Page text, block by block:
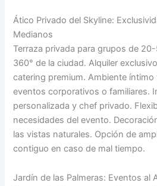
Ático Privado del Skyline:
Medianos
Terraza privada para grupos de
360° de la ciudad. Alquiler
catering premium. Ambiente íntimo
eventos corporativos o familiares.
personalizada y chef privado.
necesidades del evento.
las vistas naturales. Opción de
contiguo en caso de mal tiempo.
Jardín de las Palmeras: Eventos al